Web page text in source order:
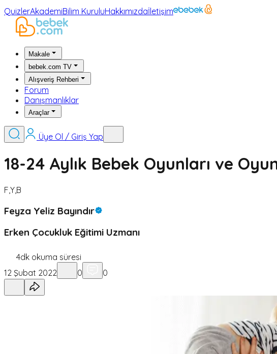
QuizlerAkademiBilim KuruluHakkımızdaİletişim
Makale
bebek.com TV
Alışveriş Rehberi
Forum
Danışmanlıklar
Araçlar
Üye Ol / Giriş Yap
18-24 Aylık Bebek Oyunları ve
F,Y,B
Feyza Yeliz Bayındır
Erken Çocukluk Eğitimi Uzmanı
4dk okuma süresi
12 Şubat 2022
0 0